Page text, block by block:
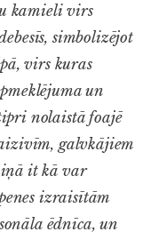
kamieli virs
simbolizējot
virs kuras
un
nolaistā foajē
galvkājiem
it kā var
izraisītām
ēdnīca, un